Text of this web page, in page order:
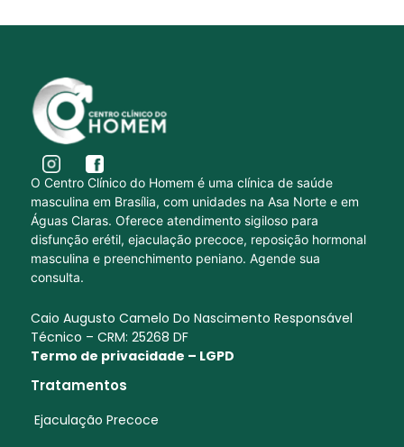
O Centro Clínico do Homem é uma clínica de saúde
masculina em Brasília, com unidades na Asa Norte e em
Águas Claras. Oferece atendimento sigiloso para
disfunção erétil, ejaculação precoce, reposição hormonal
masculina e preenchimento peniano. Agende sua
consulta.
Caio Augusto Camelo Do Nascimento Responsável
Técnico – CRM: 25268 DF
Termo de privacidade – LGPD
Tratamentos
Ejaculação Precoce